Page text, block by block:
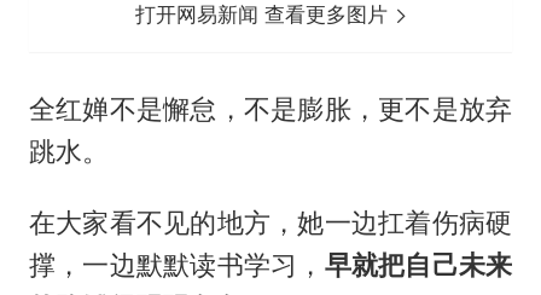
打开网易新闻 查看更多图片
全红婵不是懈怠，不是膨胀，更不是放弃
跳水。
在大家看不见的地方，她一边扛着伤病硬
撑，一边默默读书学习， 早就把自己未来